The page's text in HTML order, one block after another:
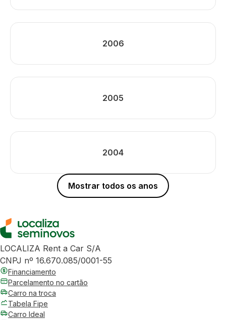
2006
2005
2004
Mostrar todos os anos
LOCALIZA Rent a Car S/A
CNPJ nº 16.670.085/0001-55
Financiamento
Parcelamento no cartão
Carro na troca
Tabela Fipe
Carro Ideal